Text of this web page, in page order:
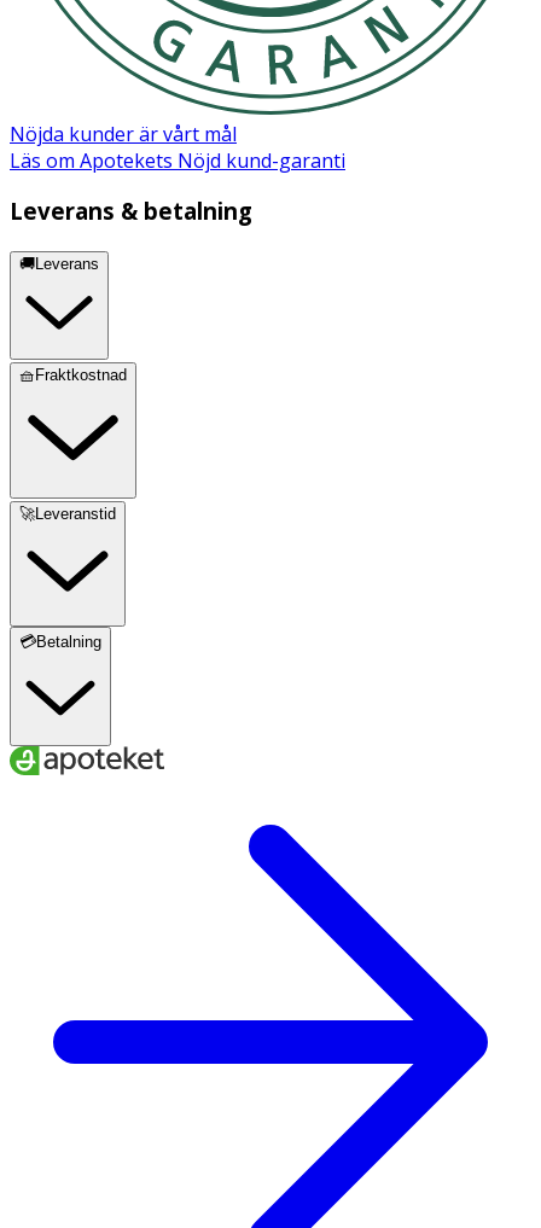
Nöjda kunder är vårt mål
Läs om Apotekets Nöjd kund-garanti
Leverans & betalning
🚚Leverans
🧺Fraktkostnad
🚀Leveranstid
💳Betalning